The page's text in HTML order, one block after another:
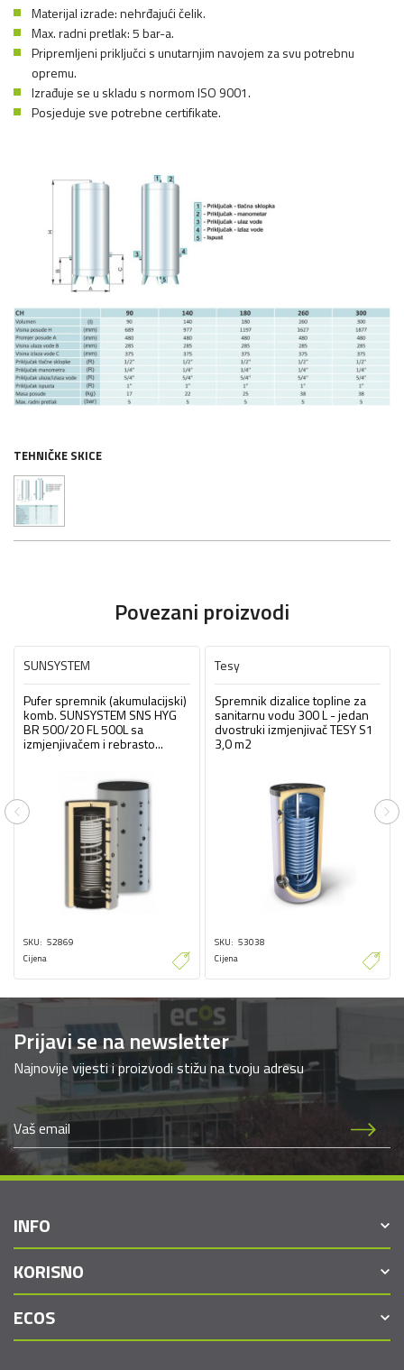
Materijal izrade: nehrđajući čelik.
Max. radni pretlak: 5 bar-a.
Pripremljeni priključci s unutarnjim navojem za svu potrebnu
opremu.
Izrađuje se u skladu s normom ISO 9001.
Posjeduje sve potrebne certifikate.
TEHNIČKE SKICE
Povezani proizvodi
SUNSYSTEM
Pufer spremnik (akumulacijski)
komb. SUNSYSTEM SNS HYG
BR 500/20 FL 500L sa
izmjenjivačem i rebrasto...
SKU 52869
Cijena
Tesy
Spremnik dizalice topline za
sanitarnu vodu 300 L - jedan
dvostruki izmjenjivač TESY S1
3,0 m2
SKU 53038
Cijena
Previous
Prijavi se na newsletter
Najnovije vijesti i proizvodi stižu na tvoju adresu
INFO
KORISNO
ECOS